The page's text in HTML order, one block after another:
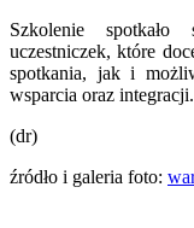
Szkolenie
uczestniczek, które
spotkania, jak i
wsparcia oraz integracji.
(dr)
źródło i galeria foto: